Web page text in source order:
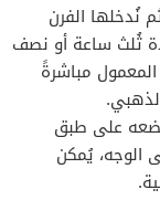
الفرن
180 مئوية لمدة ثُلث ساعة أو نصف
مباشرةً
نضعه على طبق
الوجه، يُمكن